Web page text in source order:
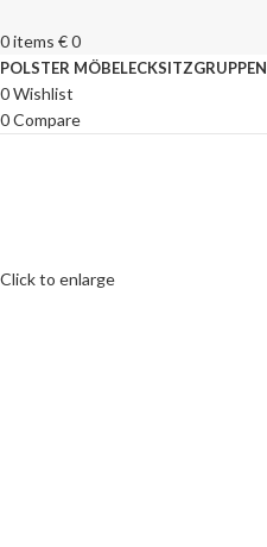
0items €0
POLSTER MÖBELECKSITZGRUPPEN
0Wishlist
0Compare
Click to enlarge